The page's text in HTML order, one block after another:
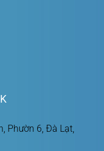
Phườn 6, Đà Lạt,